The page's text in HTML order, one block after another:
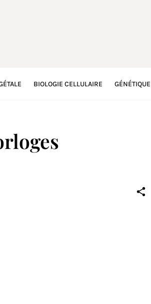
BIOLOGIE CELLULAIRE GÉNÉTIQUE